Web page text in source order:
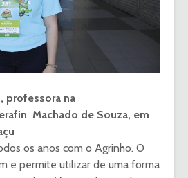
professora na
Machado de Souza, em
os anos com o Agrinho. O
e permite utilizar de uma forma